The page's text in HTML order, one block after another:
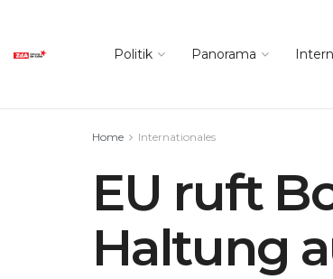
Politik Panorama
Home Internationales
EU ruft
Haltung